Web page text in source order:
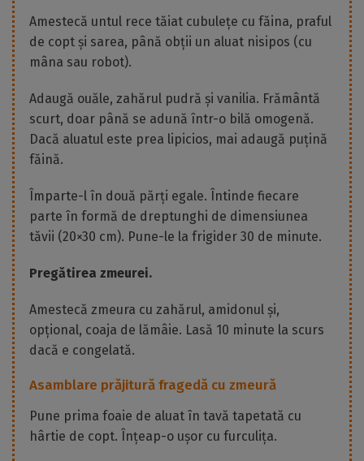
Amestecă untul rece tăiat cubulețe cu făina, praful
de copt și sarea, până obții un aluat nisipos (cu
mâna sau robot).
Adaugă ouăle, zahărul pudră și vanilia. Frământă
scurt, doar până se adună într-o bilă omogenă.
Dacă aluatul este prea lipicios, mai adaugă puțină
făină.
Împarte-l în două părți egale. Întinde fiecare
parte în formă de dreptunghi de dimensiunea
tăvii (20×30 cm). Pune-le la frigider 30 de minute.
Pregătirea zmeurei.
Amestecă zmeura cu zahărul, amidonul și,
opțional, coaja de lămâie. Lasă 10 minute la scurs
dacă e congelată.
Asamblare prăjitură fragedă cu zmeură
Pune prima foaie de aluat în tavă tapetată cu
hârtie de copt. Înțeap-o ușor cu furculița.